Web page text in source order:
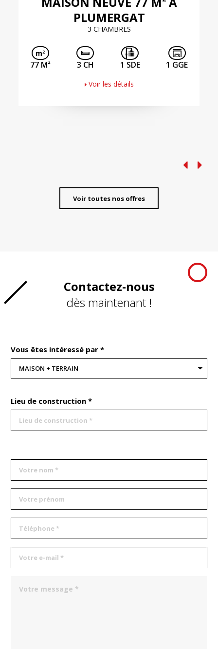
PLUMERGAT
3 CHAMBRES
77 M2 3 CH 1 SDE 1 GGE
Voir les détails
Voir toutes nos offres
Contactez-nous
dès maintenant !
Vous êtes intéressé par *
Lieu de construction *